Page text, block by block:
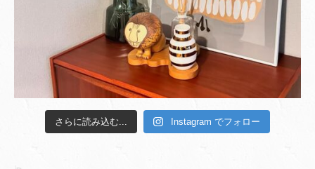
さらに読み込む... Instagram でフォロー